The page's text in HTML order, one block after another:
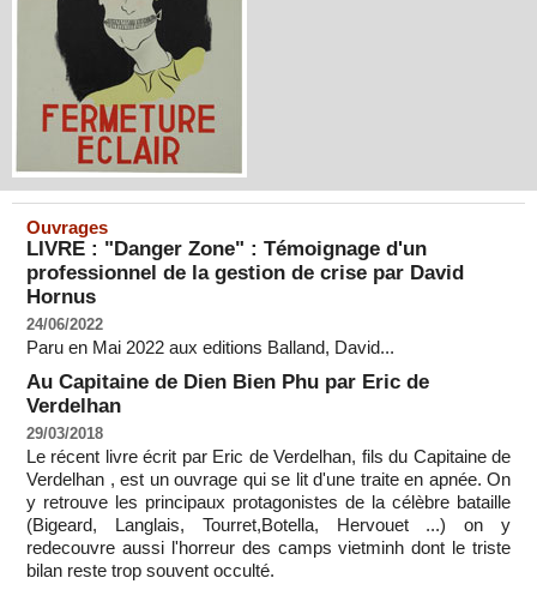
Ouvrages
LIVRE : "Danger Zone" : Témoignage d'un
professionnel de la gestion de crise par David
Hornus
24/06/2022
Paru en Mai 2022 aux editions Balland, David...
Au Capitaine de Dien Bien Phu par Eric de
Verdelhan
29/03/2018
Le récent livre écrit par Eric de Verdelhan, fils du Capitaine de
Verdelhan , est un ouvrage qui se lit d'une traite en apnée. On
y retrouve les principaux protagonistes de la célèbre bataille
(Bigeard, Langlais, Tourret,Botella, Hervouet ...) on y
redecouvre aussi l'horreur des camps vietminh dont le triste
bilan reste trop souvent occulté.